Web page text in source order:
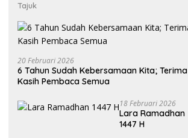
Tajuk
20 Februari 2026
6 Tahun Sudah Kebersamaan Kita; Terima
Kasih Pembaca Semua
18 Februari 2026
Lara Ramadhan
1447 H